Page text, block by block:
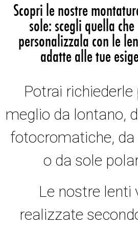
Scopri le nostre
sole: scegli quella
personalizzala con le
adatte alle tue
Potrai richiederle
meglio da lontano,
fotocromatiche,
o da sole
Le nostre lenti
realizzate